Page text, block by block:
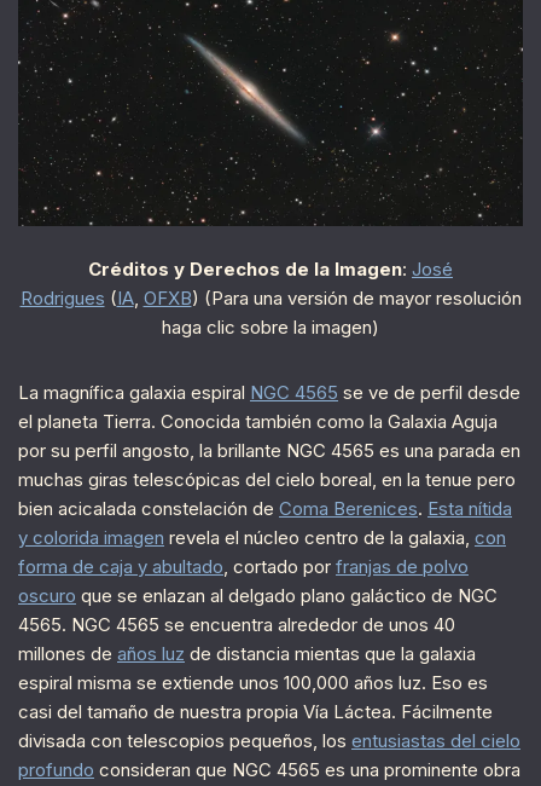
Créditos y Derechos de la Imagen: José
Rodrigues (IA, OFXB) (Para una versión de mayor resolución
haga clic sobre la imagen)
La magnífica galaxia espiral NGC 4565 se ve de perfil desde
el planeta Tierra. Conocida también como la Galaxia Aguja
por su perfil angosto, la brillante NGC 4565 es una parada en
muchas giras telescópicas del cielo boreal, en la tenue pero
bien acicalada constelación de Coma Berenices. Esta nítida
y colorida imagen revela el núcleo centro de la galaxia, con
forma de caja y abultado, cortado por franjas de polvo
oscuro que se enlazan al delgado plano galáctico de NGC
4565. NGC 4565 se encuentra alrededor de unos 40
millones de años luz de distancia mientas que la galaxia
espiral misma se extiende unos 100,000 años luz. Eso es
casi del tamaño de nuestra propia Vía Láctea. Fácilmente
divisada con telescopios pequeños, los entusiastas del cielo
profundo consideran que NGC 4565 es una prominente obra